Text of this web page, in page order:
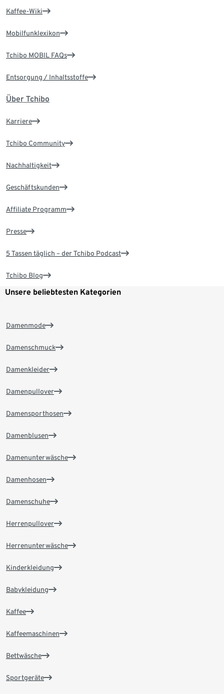
Kaffee-Wiki
Mobilfunklexikon
Tchibo MOBIL FAQs
Entsorgung / Inhaltsstoffe
Über Tchibo
Karriere
Tchibo Community
Nachhaltigkeit
Geschäftskunden
Affiliate Programm
Presse
5 Tassen täglich – der Tchibo Podcast
Tchibo Blog
Unsere beliebtesten Kategorien
Damenmode
Damenschmuck
Damenkleider
Damenpullover
Damensporthosen
Damenblusen
Damenunterwäsche
Damenhosen
Damenschuhe
Herrenpullover
Herrenunterwäsche
Kinderkleidung
Babykleidung
Kaffee
Kaffeemaschinen
Bettwäsche
Sportgeräte